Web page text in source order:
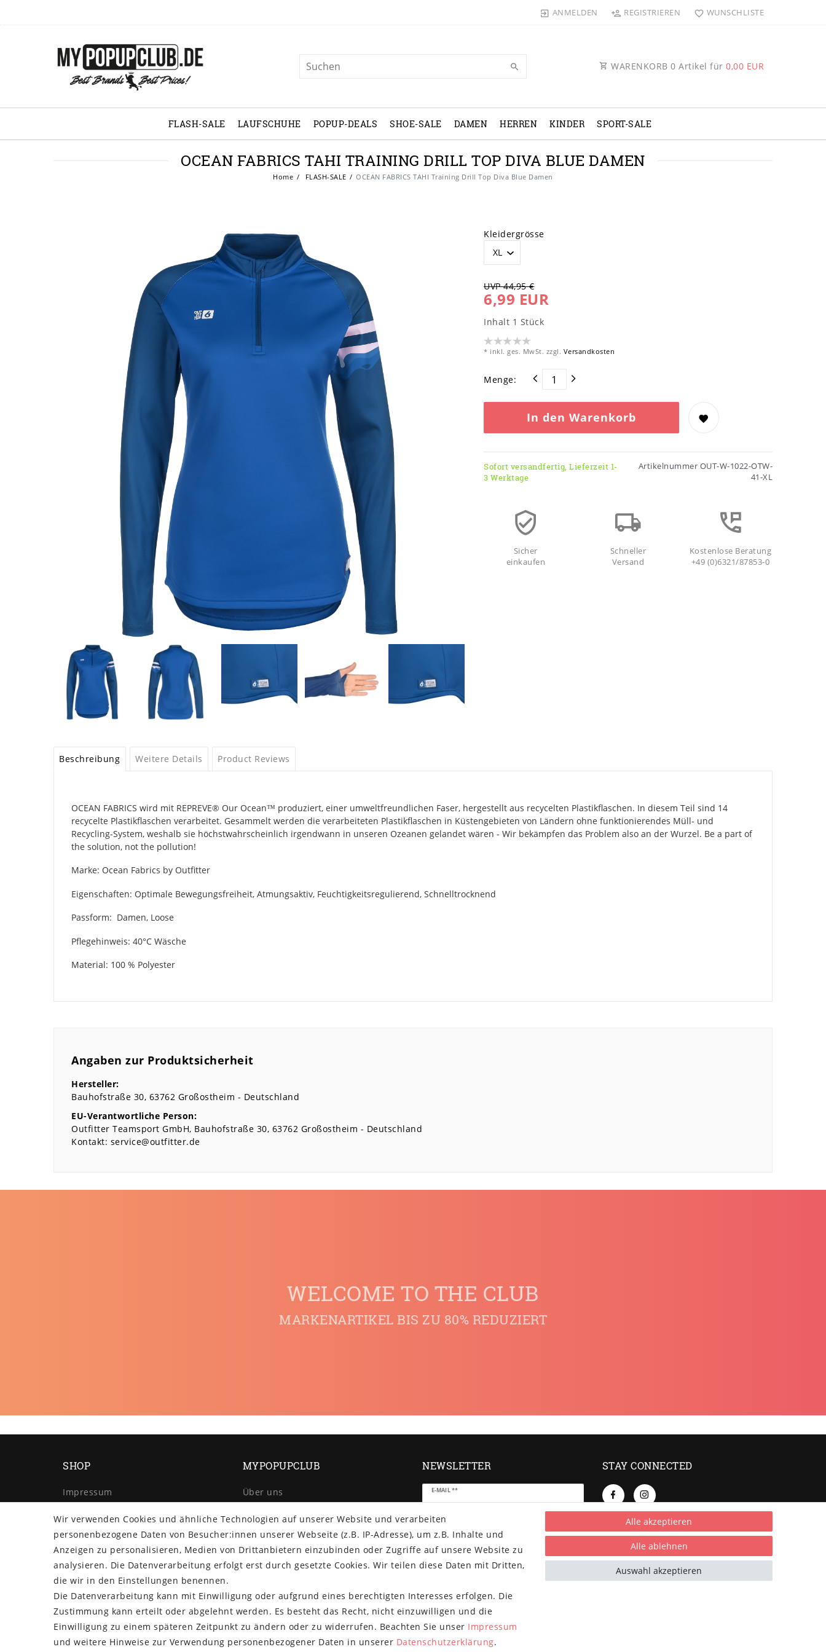
ANMELDEN REGISTRIEREN WUNSCHLISTE
WARENKORB 0 Artikel für 0,00 EUR
FLASH-SALE LAUFSCHUHE POPUP-DEALS SHOE-SALE DAMEN HERREN KINDER SPORT-SALE
OCEAN FABRICS TAHI TRAINING DRILL TOP DIVA BLUE DAMEN
Home FLASH-SALE OCEAN FABRICS TAHI Training Drill Top Diva Blue Damen
Kleidergrösse
UVP 44,95 €
6,99 EUR
Inhalt 1 Stück
* inkl. ges. MwSt. zzgl. Versandkosten
Menge:
In den Warenkorb
Sofort versandfertig, Lieferzeit 1-
3 Werktage
Artikelnummer OUT-W-1022-OTW-
41-XL
Sicher
einkaufen
Schneller
Versand
Kostenlose Beratung
+49 (0)6321/87853-0
Beschreibung Weitere Details Product Reviews
OCEAN FABRICS wird mit REPREVE®️ Our Ocean™ produziert, einer umweltfreundlichen Faser, hergestellt aus recycelten Plastikflaschen. In diesem Teil sind 14
recycelte Plastikflaschen verarbeitet. Gesammelt werden die verarbeiteten Plastikflaschen in Küstengebieten von Ländern ohne funktionierendes Müll- und
Recycling-System, weshalb sie höchstwahrscheinlich irgendwann in unseren Ozeanen gelandet wären - Wir bekämpfen das Problem also an der Wurzel. Be a part of
the solution, not the pollution!
Marke: Ocean Fabrics by Outfitter
Eigenschaften: Optimale Bewegungsfreiheit, Atmungsaktiv, Feuchtigkeitsregulierend, Schnelltrocknend
Passform: Damen, Loose
Pflegehinweis: 40°C Wäsche
Material: 100 % Polyester
Angaben zur Produktsicherheit
Hersteller:
Bauhofstraße 30 63762 Großostheim
Deutschland
EU-Verantwortliche Person:
Outfitter Teamsport GmbH Bauhofstraße 30 63762 Großostheim
Deutschland
Kontakt: service@outfitter.de
WELCOME TO THE CLUB
MARKENARTIKEL BIS ZU 80% REDUZIERT
SHOP
Impressum
AGB
Barrierefreiheitserklärung
Widerrufs­recht
Vertrag widerrufen
MYPOPUPCLUB
Über uns
Versand- und
Zahlungsbedingungen
NEWSLETTER
E-MAIL **
Newsletter
Honig
Hiermit bestätige ich, dass ich die
Daten­schutz­erklärung
gelesen habe. Meine
Einwilligung kann ich jederzeit
widerrufen.**
** Hierbei handelt es sich um ein Pflichtfeld.
STAY CONNECTED
Wir verwenden Cookies und ähnliche Technologien auf unserer Website und verarbeiten
personenbezogene Daten von Besucher:innen unserer Webseite (z.B. IP-Adresse), um z.B. Inhalte und
Anzeigen zu personalisieren, Medien von Drittanbietern einzubinden oder Zugriffe auf unsere Website zu
analysieren. Die Datenverarbeitung erfolgt erst durch gesetzte Cookies. Wir teilen diese Daten mit Dritten,
die wir in den Einstellungen benennen.
Die Datenverarbeitung kann mit Einwilligung oder aufgrund eines berechtigten Interesses erfolgen. Die
Zustimmung kann erteilt oder abgelehnt werden. Es besteht das Recht, nicht einzuwilligen und die
Einwilligung zu einem späteren Zeitpunkt zu ändern oder zu widerrufen. Beachten Sie unser Impressum
und weitere Hinweise zur Verwendung personenbezogener Daten in unserer Daten­schutz­erklärung.
Alle akzeptieren
Alle ablehnen
Auswahl akzeptieren